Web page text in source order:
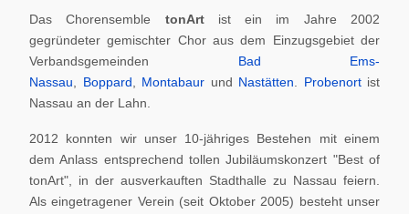
Das Chorensemble tonArt ist ein im Jahre 2002
gegründeter gemischter Chor aus dem Einzugsgebiet der
Verbandsgemeinden Bad Ems-
Nassau
Boppard Montabaur und Nastätten Probenortist
Nassau an der Lahn.
2012 konnten wir unser 10-jähriges Bestehen mit einem
dem Anlass entsprechend tollen Jubiläumskonzert "Best of
tonArt", in der ausverkauften Stadthalle zu Nassau feiern.
Als eingetragener Verein (seit Oktober 2005) besteht unser